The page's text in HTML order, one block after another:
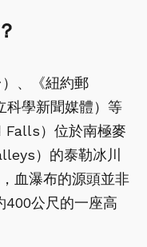
、《紐約郵
學新聞媒體）等
Falls）位於南極麥
）的泰勒冰川
血瀑布的源頭並非
400公尺的一座高